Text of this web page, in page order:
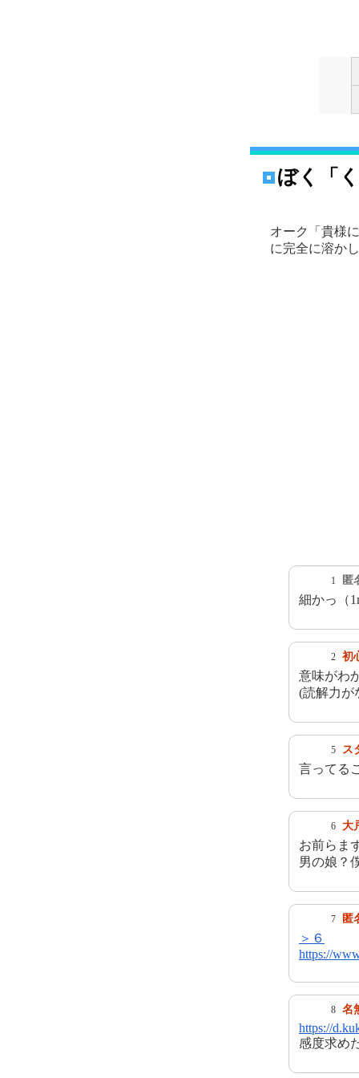
ぼく「
オーク「貴様
に完全に溶か
1 匿
細かっ（
2 初
意味がわ
(読解力が
5 ス
言ってる
6 大
お前らま
男の娘？
7 匿
＞６
https://
8 名
https://
感度求め